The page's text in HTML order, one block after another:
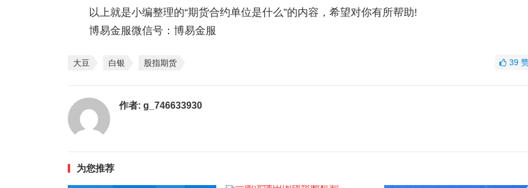
以上就是小编整理的“期货合约单位是什么”的内容，希望对你有所帮助!
博易金服微信号：博易金服
大豆 白银 股指期货 39
作者: g_746633930
为您推荐